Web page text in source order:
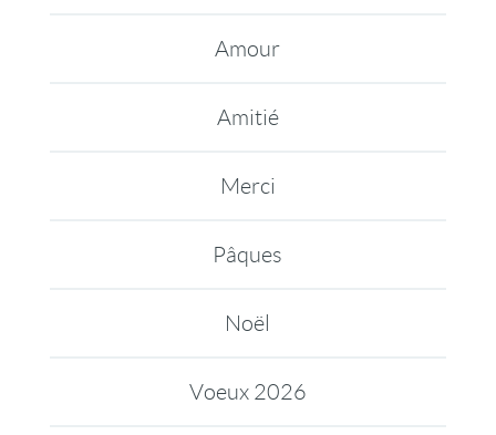
Amour
Amitié
Merci
Pâques
Noël
Voeux 2026